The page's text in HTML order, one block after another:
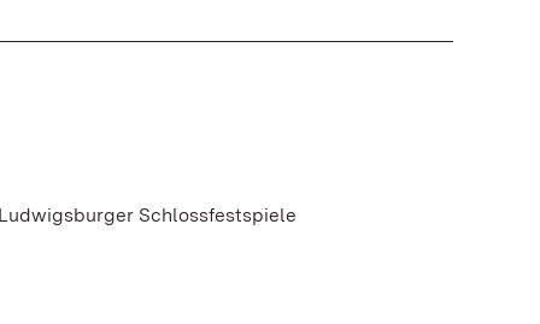
Schlossfestspiele